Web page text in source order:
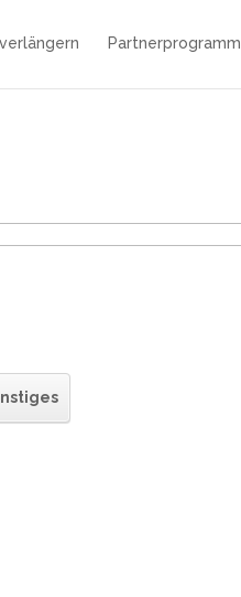
Partnerprogramm